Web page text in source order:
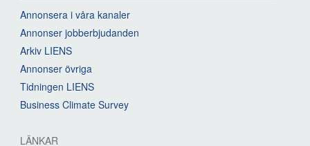
Annonsera i våra kanaler
Annonser jobberbjudanden
Arkiv LIENS
Annonser övriga
Tidningen LIENS
Business Climate Survey
LÄNKAR